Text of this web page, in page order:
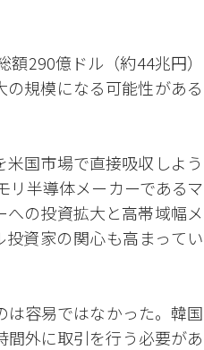
290億ドル（約44兆円）
規模になる可能性がある
国市場で直接吸収しよう
リ半導体メーカーであるマ
の投資拡大と高帯域幅メ
資家の関心も高まってい
は容易ではなかった。韓国
外に取引を行う必要があ